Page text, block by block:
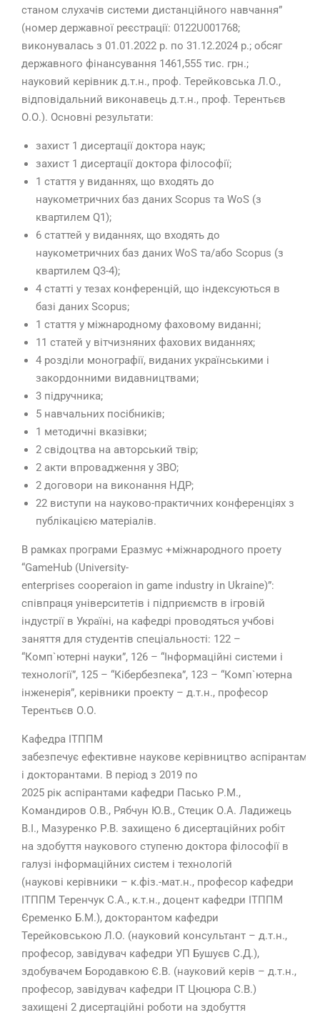
станом слухачів системи дистанційного навчання”
(номер державної реєстрації: 0122U001768;
виконувалась з 01.01.2022 р. по 31.12.2024 р.; обсяг
державного фінансування 1461,555 тис. грн.;
науковий керівник д.т.н., проф. Терейковська Л.О.,
відповідальний виконавець д.т.н., проф. Терентьєв
О.О.). Основні результати:
захист 1 дисертації доктора наук;
захист 1 дисертації доктора філософії;
1 стаття у виданнях, що входять до
наукометричних баз даних Scopus та WoS (з
квартилем Q1);
6 статтей у виданнях, що входять до
наукометричних баз даних WoS та/або Scopus (з
квартилем Q3-4);
4 статті у тезах конференцій, що індексуються в
базі даних Scopus;
1 стаття у міжнародному фаховому виданні;
11 статей у вітчизняних фахових виданнях;
4 розділи монографії, виданих українськими і
закордонними видавництвами;
3 підручника;
5 навчальних посібників;
1 методичні вказівки;
2 свідоцтва на авторський твір;
2 акти впровадження у ЗВО;
2 договори на виконання НДР;
22 виступи на науково-практичних конференціях з
публікацією матеріалів.
В рамках програми Еразмус +міжнародного проету
“GameHub (University-
enterprises cooperaion in game industry in Ukraine)”:
співпраця університетів і підприємств в ігровій
індустрії в Україні, на кафедрі проводяться учбові
заняття для студентів спеціальності: 122 –
“Комп`ютерні науки”, 126 – “Інформаційні системи і
технології”, 125 – “Кібербезпека”, 123 – “Комп`ютерна
інженерія”, керівники проекту – д.т.н., професор
Терентьєв О.О.
Кафедра ІТППМ
забезпечує ефективне наукове керівництво аспірантами
і докторантами. В період з 2019 по
2025 рік аспірантами кафедри Пасько Р.М.,
Командиров О.В., Рябчун Ю.В., Стецик О.А. Ладижець
В.І., Мазуренко Р.В. захищено 6 дисертаційних робіт
на здобуття наукового ступеню доктора філософії в
галузі інформаційних систем і технологій
(наукові керівники – к.фіз.-мат.н., професор кафедри
ІТППМ Теренчук С.А., к.т.н., доцент кафедри ІТППМ
Єременко Б.М.), докторантом кафедри
Терейковською Л.О. (науковий консультант – д.т.н.,
професор, завідувач кафедри УП Бушуєв С.Д.),
здобувачем Бородавкою Є.В. (науковий керів – д.т.н.,
професор, завідувач кафедри ІТ Цюцюра С.В.)
захищені 2 дисертаційні роботи на здобуття